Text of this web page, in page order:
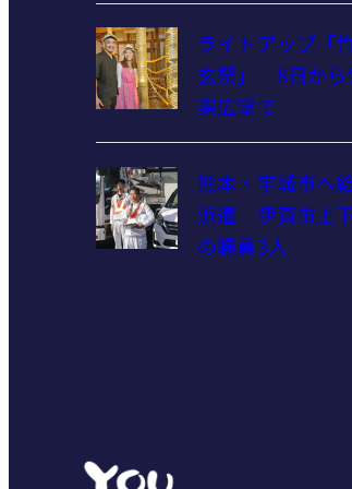
ライトアップ「
玄祭」 8日から
崇広堂で
熊本・宇城市へ
派遣 伊賀市上
の職員3人